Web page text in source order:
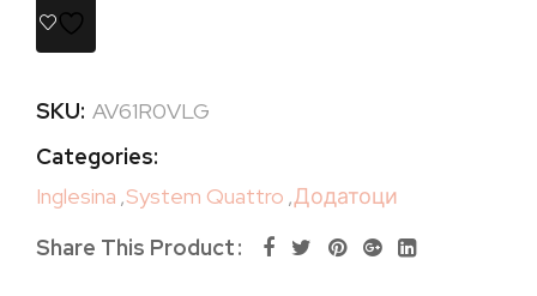
SKU: AV61R0VLG
Categories:
Inglesina ,System Quattro ,Додатоци
Share This Product